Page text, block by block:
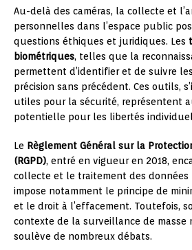
Au-delà des caméras, la collecte et
personnelles dans l’espace public
questions éthiques et juridiques. Les
biométriques, telles que la
permettent d’identifier et de suivre
précision sans précédent. Ces outils,
utiles pour la sécurité, représentent
potentielle pour les libertés
Le Règlement Général sur la
(RGPD), entré en vigueur en 2018,
collecte et le traitement des données
impose notamment le principe de
et le droit à l’effacement. Toutefois,
contexte de la surveillance de masse
soulève de nombreux débats.